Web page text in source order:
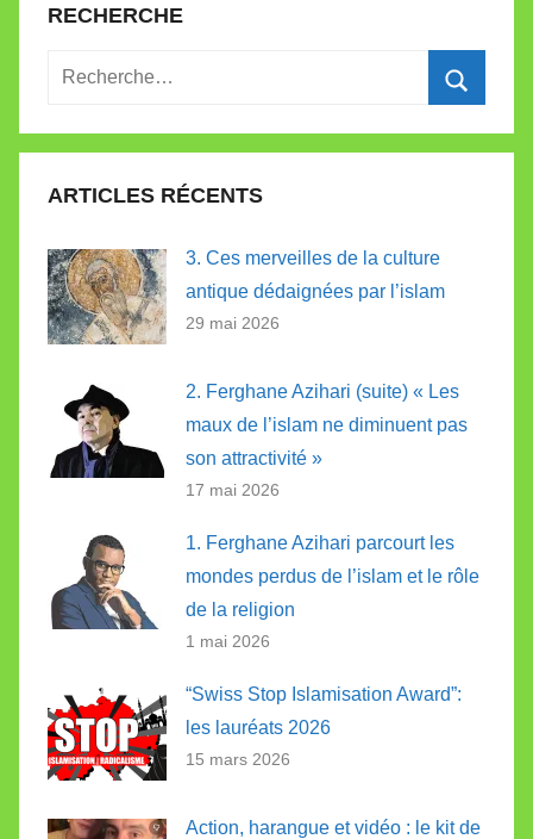
RECHERCHE
Recherche
:
ARTICLES RÉCENTS
3. Ces merveilles de la culture
antique dédaignées par l’islam
29 mai 2026
2. Ferghane Azihari (suite) « Les
maux de l’islam ne diminuent pas
son attractivité »
17 mai 2026
1. Ferghane Azihari parcourt les
mondes perdus de l’islam et le rôle
de la religion
1 mai 2026
“Swiss Stop Islamisation Award”:
les lauréats 2026
15 mars 2026
Action, harangue et vidéo : le kit de